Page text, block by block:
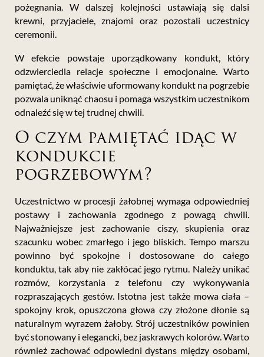
pożegnania. W dalszej kolejności ustawiają się dalsi
krewni, przyjaciele, znajomi oraz pozostali uczestnicy
ceremonii.
W efekcie powstaje uporządkowany kondukt, który
odzwierciedla relacje społeczne i emocjonalne. Warto
pamiętać, że właściwie uformowany kondukt na pogrzebie
pozwala uniknąć chaosu i pomaga wszystkim uczestnikom
odnaleźć się w tej trudnej chwili.
O czym pamiętać idąc w
kondukcie
pogrzebowym?
Uczestnictwo w procesji żałobnej wymaga odpowiedniej
postawy i zachowania zgodnego z powagą chwili.
Najważniejsze jest zachowanie ciszy, skupienia oraz
szacunku wobec zmarłego i jego bliskich. Tempo marszu
powinno być spokojne i dostosowane do całego
konduktu, tak aby nie zakłócać jego rytmu. Należy unikać
rozmów, korzystania z telefonu czy wykonywania
rozpraszających gestów. Istotna jest także mowa ciała –
spokojny krok, opuszczona głowa czy złożone dłonie są
naturalnym wyrazem żałoby. Strój uczestników powinien
być stonowany i elegancki, bez jaskrawych kolorów. Warto
również zachować odpowiedni dystans między osobami,